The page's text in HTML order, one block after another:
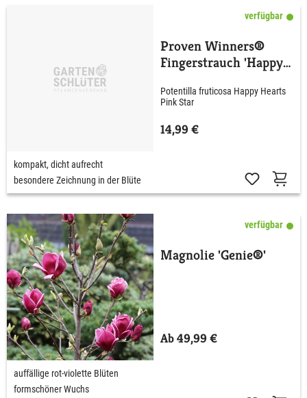
verfügbar
Proven Winners®
Fingerstrauch 'Happy
Potentilla fruticosa Happy Hearts
Pink Star
14,99 €
kompakt, dicht aufrecht
besondere Zeichnung in der Blüte
verfügbar
Magnolie 'Genie®'
Ab 49,99 €
auffällige rot-violette Blüten
formschöner Wuchs